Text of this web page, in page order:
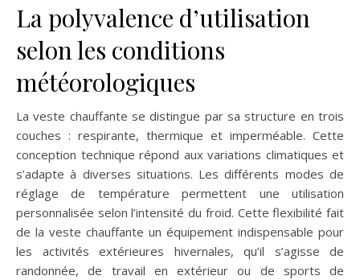
La polyvalence d’utilisation
selon les conditions
météorologiques
La veste chauffante se distingue par sa structure en trois
couches : respirante, thermique et imperméable. Cette
conception technique répond aux variations climatiques et
s’adapte à diverses situations. Les différents modes de
réglage de température permettent une utilisation
personnalisée selon l’intensité du froid. Cette flexibilité fait
de la veste chauffante un équipement indispensable pour
les activités extérieures hivernales, qu’il s’agisse de
randonnée, de travail en extérieur ou de sports de